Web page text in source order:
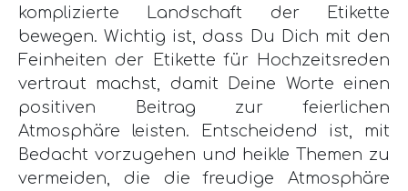
komplizierte Landschaft der Etikette
bewegen. Wichtig ist, dass Du Dich mit den
Feinheiten der Etikette für Hochzeitsreden
vertraut machst, damit Deine Worte einen
positiven Beitrag zur feierlichen
Atmosphäre leisten. Entscheidend ist, mit
Bedacht vorzugehen und heikle Themen zu
vermeiden, die die freudige Atmosphäre